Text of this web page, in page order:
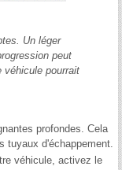
Un léger
peut
véhicule pourrait
profondes. Cela
tuyaux d'échappement.
véhicule, activez le